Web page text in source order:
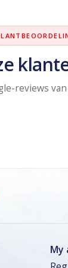
reviews
My